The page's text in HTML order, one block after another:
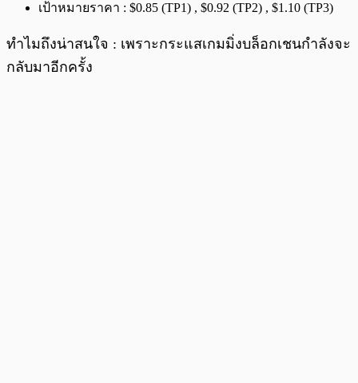
เป้าหมายราคา : $0.85 (TP1) , $0.92 (TP2) , $1.10 (TP3)
ทำไมถึงน่าสนใจ : เพราะกระแสเกมมิ่งบล็อกเชนกำลังจะ
กลับมาอีกครั้ง